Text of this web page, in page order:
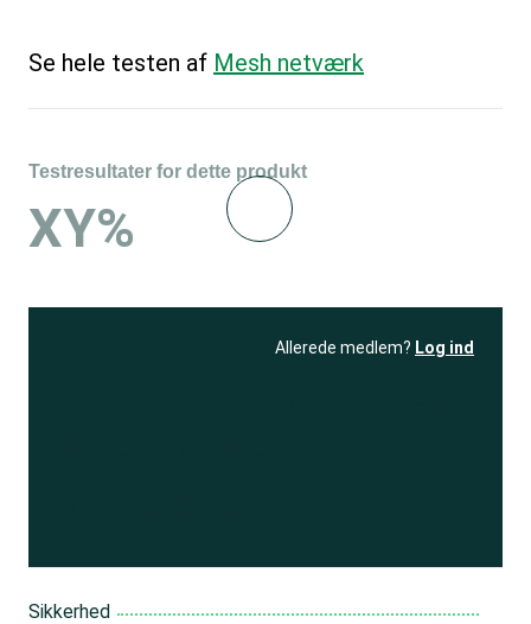
Se hele testen af Mesh netværk
Testresultater for dette produkt
XY%
Allerede medlem? Log ind
Sikkerhed